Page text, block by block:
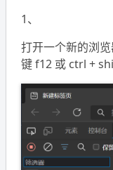
1、
打开一个新的浏
键 f12 或 ctrl +